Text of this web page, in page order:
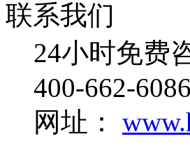
联系我们
24小时免费
400-662-6086
网址：